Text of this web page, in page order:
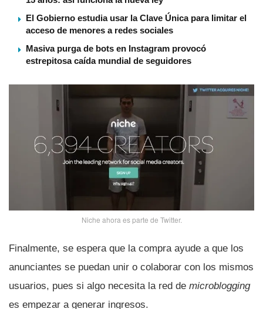
El Gobierno estudia usar la Clave Única para limitar el
acceso de menores a redes sociales
Masiva purga de bots en Instagram provocó
estrepitosa caída mundial de seguidores
Niche ahora es parte de Twitter.
Finalmente, se espera que la compra ayude a que los
anunciantes se puedan unir o colaborar con los mismos
usuarios, pues si algo necesita la red de microblogging
es empezar a generar ingresos.